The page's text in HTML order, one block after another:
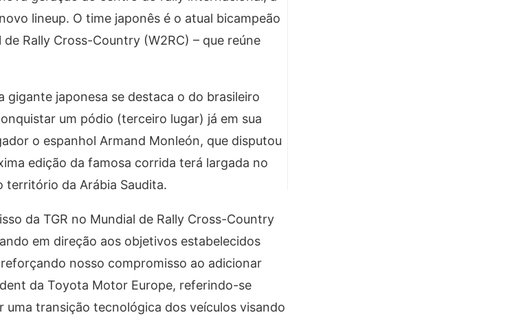
lineup. O time japonês é o atual bicampeão
Rally Cross-Country (W2RC) – que reúne
japonesa se destaca o do brasileiro
um pódio (terceiro lugar) já em sua
o espanhol Armand Monleón, que disputou
edição da famosa corrida terá largada no
território da Arábia Saudita.
da TGR no Mundial de Rally Cross-Country
em direção aos objetivos estabelecidos
nosso compromisso ao adicionar
da Toyota Motor Europe, referindo-se
transição tecnológica dos veículos visando